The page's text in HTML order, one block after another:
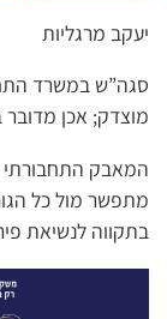
יעקב מרגליות
סגה”ש במשרד
מוצדק; אכן מדובר
המאבק התחבורתי
מתפשר מול כל
בתקווה לנשיאת